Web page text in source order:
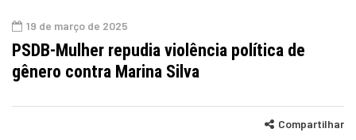
19 de março de 2025
PSDB-Mulher repudia violência política de
gênero contra Marina Silva
Compartilhar